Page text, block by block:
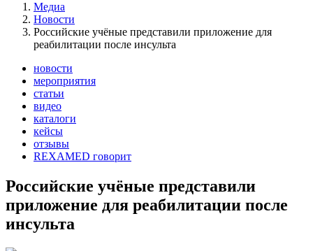
Медиа
Новости
Российские учёные представили приложение для
реабилитации после инсульта
новости
мероприятия
статьи
видео
каталоги
кейсы
отзывы
REXAMED говорит
Российские учёные представили
приложение для реабилитации после
инсульта